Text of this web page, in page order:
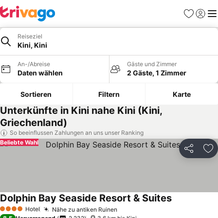
Favoriten
Reiseziel
Kini, Kini
An-/Abreise
Daten wählen
Gäste und Zimmer
2 Gäste, 1 Zimmer
Sortieren Filtern Karte
Unterkünfte in Kini nahe Kini (Kini,
Griechenland)
So beeinflussen Zahlungen an uns unser Ranking
Teilen
Beliebte Wahl
4 Sterne Hotel Nähe zu antiken Ruinen
Dolphin Bay Seaside Resort & Suites